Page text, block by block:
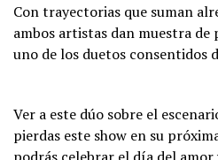
Con trayectorias que suman
ambos artistas dan muestra de
uno de los duetos consentidos
Ver a este dúo sobre el
pierdas este show en su